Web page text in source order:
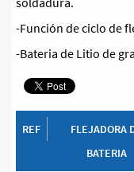
-Función de ciclo de
-Bateria de Litio de
REF
FLEJADORA
BATERIA